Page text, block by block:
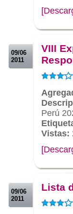
09/06
2011
VIII
Perú
Vistas:
09/06
2011
Lista